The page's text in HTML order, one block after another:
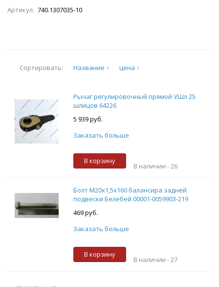
Артикул: 740.1307035-10
Сортировать: Название ↑ цена ↑
Рычаг регулировочный прямой УШл 25
шлицов 64226
5 939 руб.
Заказать больше
В корзину
В наличии -26
Болт М20х1,5х160 балансира задней
подвески Белебей 00001-0059903-219
469 руб.
Заказать больше
В корзину
В наличии -27